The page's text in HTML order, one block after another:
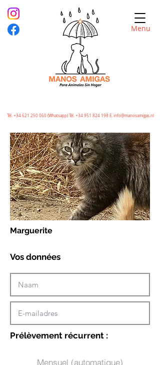
Tél. +34 621 250 060(Whatsapp) Tél. +34 951 824 198 E. info@manosamigas.nl
Menu
Marguerite
Vos données
Prélèvement récurrent :
Mensuel (automatique)